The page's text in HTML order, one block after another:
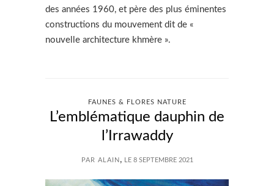
des années 1960, et père des plus éminentes
constructions du mouvement dit de «
nouvelle architecture khmère ».
FAUNES & FLORES NATURE
L’emblématique dauphin de
l’Irrawaddy
PAR ALAIN , LE 8 SEPTEMBRE 2021